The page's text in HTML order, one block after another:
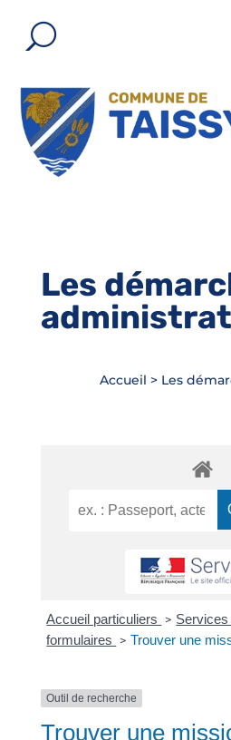
Les
Accueil > Les
Accueil particuliers > Services
formulaires
> Trouver une
Outil de recherche
Trouver une